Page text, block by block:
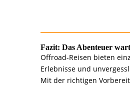
Fazit: Das Abenteuer
Offroad-Reisen bieten
Erlebnisse und
Mit der richtigen